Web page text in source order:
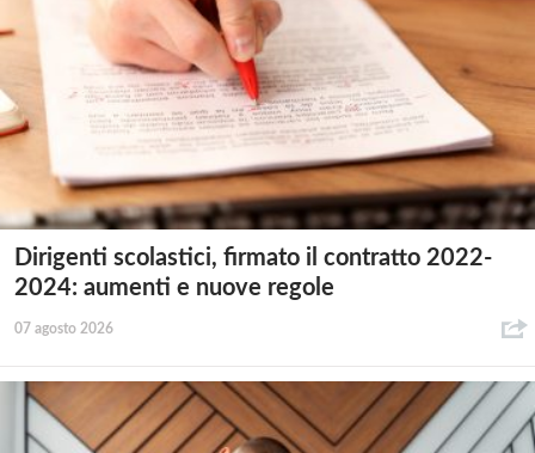
Dirigenti scolastici, firmato il contratto 2022-
2024: aumenti e nuove regole
07 agosto 2026